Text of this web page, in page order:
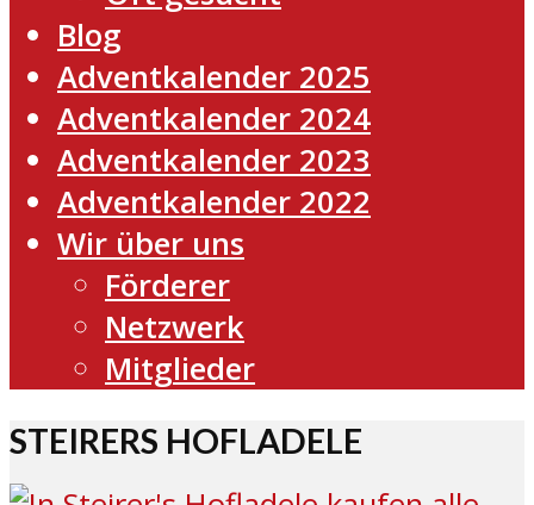
Blog
Adventkalender 2025
Adventkalender 2024
Adventkalender 2023
Adventkalender 2022
Wir über uns
Förderer
Netzwerk
Mitglieder
STEIRERS HOFLADELE